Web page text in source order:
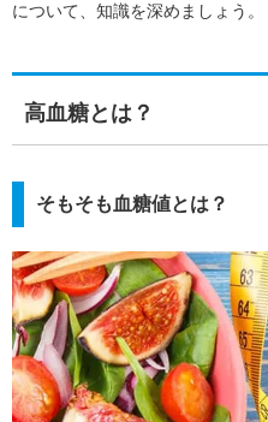
について、知識を深めましょう。
高血糖とは？
そもそも血糖値とは？